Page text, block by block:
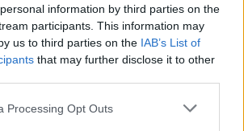
information by third parties on the
participants. This information may
us to third parties on the IAB’s List of
that may further disclose it to other
Processing Opt Outs
presentado ✅